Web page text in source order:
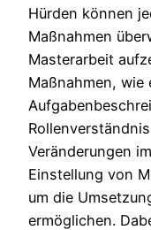
Hürden können
Maßnahmen
Masterarbeit
Maßnahmen, wie
Veränderungen
Einstellung von
um die
ermöglichen.